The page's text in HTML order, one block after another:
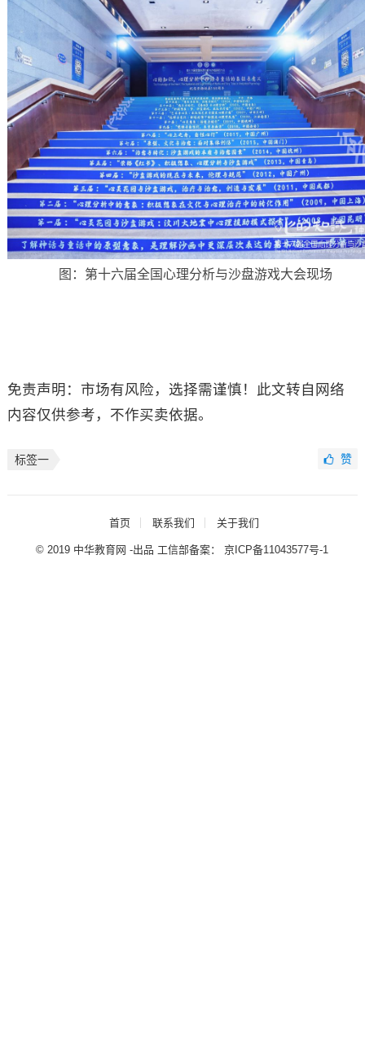
图：第十六届全国心理分析与沙盘游戏大会现场
免责声明：市场有风险，选择需谨慎！此文转自网络
内容仅供参考，不作买卖依据。
标签一 赞
首页 联系我们 关于我们
© 2019 中华教育网 -出品 工信部备案：京ICP备11043577号-1